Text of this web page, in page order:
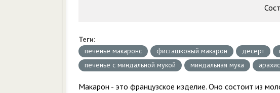
Теги:
печенье макаронс
фисташковый макарон десерт
печенье с миндальной мукой
миндальная мука
Макарон - это французское изделие. Оно состоит из